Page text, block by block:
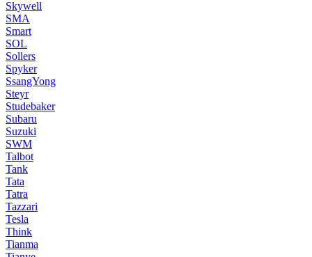
Skywell
SMA
Smart
SOL
Sollers
Spyker
SsangYong
Steyr
Studebaker
Subaru
Suzuki
SWM
Talbot
Tank
Tata
Tatra
Tazzari
Tesla
Think
Tianma